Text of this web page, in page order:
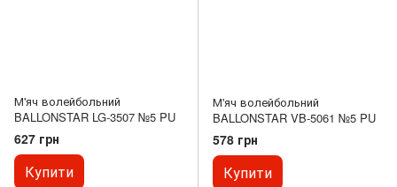
М'яч волейбольний
BALLONSTAR LG-3507 №5 PU
627 грн
Купити
М'яч волейбольний
BALLONSTAR VB-5061 №5 PU
578 грн
Купити